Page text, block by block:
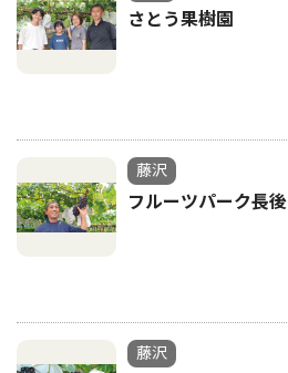
さとう果樹園
藤沢
フルーツパーク長後
藤沢